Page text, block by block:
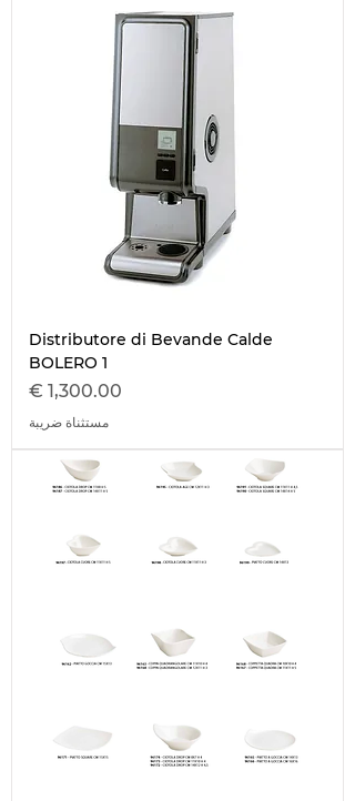
Distributore di Bevande Calde
BOLERO 1
السعر
مستثناة ضريبة